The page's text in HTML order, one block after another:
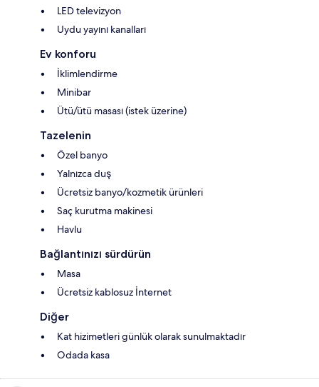
LED televizyon
Uydu yayını kanalları
Ev konforu
İklimlendirme
Minibar
Ütü/ütü masası (istek üzerine)
Tazelenin
Özel banyo
Yalnızca duş
Ücretsiz banyo/kozmetik ürünleri
Saç kurutma makinesi
Havlu
Bağlantınızı sürdürün
Masa
Ücretsiz kablosuz İnternet
Diğer
Kat hizimetleri günlük olarak sunulmaktadır
Odada kasa